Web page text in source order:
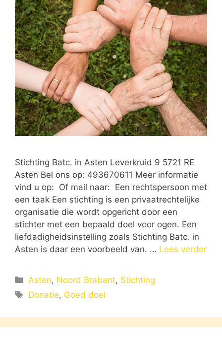
Stichting Batc. in Asten Leverkruid 9 5721 RE
Asten Bel ons op: 493670611 Meer informatie
vind u op: Of mail naar: Een rechtspersoon met
een taak Een stichting is een privaatrechtelijke
organisatie die wordt opgericht door een
stichter met een bepaald doel voor ogen. Een
liefdadigheidsinstelling zoals Stichting Batc. in
Asten is daar een voorbeeld van. … Lees verder
Categorieën
Asten, Noord Brabant, Stichting
Tags
Donatie, Goed doel